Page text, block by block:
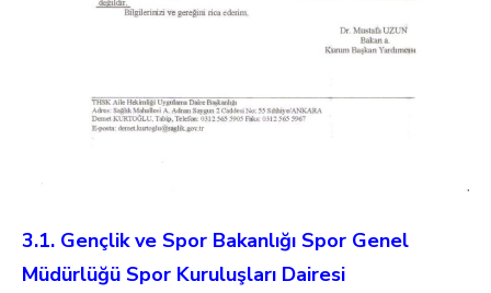
3.1. Gençlik ve Spor Bakanlığı Spor Genel
Müdürlüğü Spor Kuruluşları Dairesi